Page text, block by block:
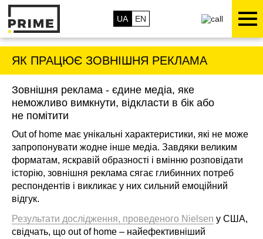
UA EN
ЯК ПРАЦЮЄ ЗОВНІШНЯ РЕКЛАМА
Зовнішня реклама - єдине медіа, яке
неможливо вимкнути, відкласти в бік або
не помітити
Out of home має унікальні характеристики, які не може
запропонувати жодне інше медіа. Завдяки великим
форматам, яскравій образності і вмінню розповідати
історію, зовнішня реклама сягає глибинних потреб
респондентів і викликає у них сильний емоційний
відгук.
Результати дослідження, проведеного Nielsen у США,
свідчать, що out of home – найефективніший